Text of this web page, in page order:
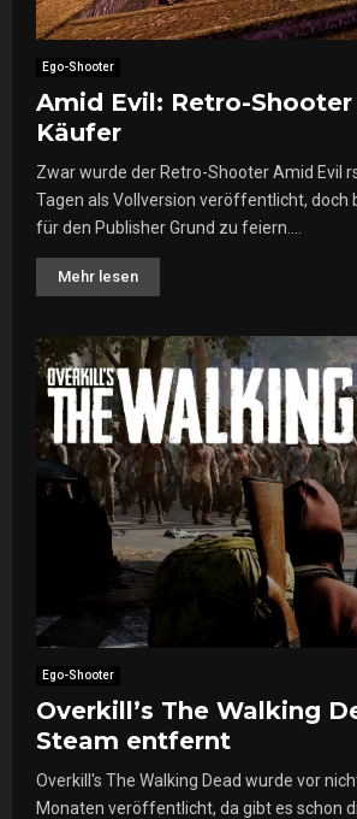
Ego-Shooter
Amid Evil: Retro-
Käufer
Zwar wurde der Retro-Shooter Amid Evil
Tagen als Vollversion veröffentlicht, doch
für den Publisher Grund zu feiern....
Mehr lesen
Ego-Shooter
Overkill’s The Walking
Steam entfernt
Overkill's The Walking Dead wurde vor
Monaten veröffentlicht, da gibt es schon